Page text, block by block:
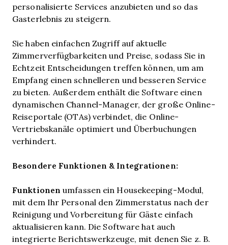
personalisierte Services anzubieten und so das
Gasterlebnis zu steigern.
Sie haben einfachen Zugriff auf aktuelle
Zimmerverfügbarkeiten und Preise, sodass Sie in
Echtzeit Entscheidungen treffen können, um am
Empfang einen schnelleren und besseren Service
zu bieten. Außerdem enthält die Software einen
dynamischen Channel-Manager, der große Online-
Reiseportale (OTAs) verbindet, die Online-
Vertriebskanäle optimiert und Überbuchungen
verhindert.
Besondere Funktionen & Integrationen:
Funktionen umfassen ein Housekeeping-Modul,
mit dem Ihr Personal den Zimmerstatus nach der
Reinigung und Vorbereitung für Gäste einfach
aktualisieren kann. Die Software hat auch
integrierte Berichtswerkzeuge, mit denen Sie z. B.